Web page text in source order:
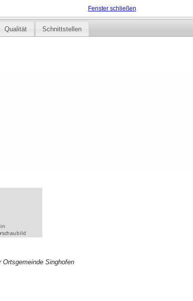
Fenster schließen
Qualität Schnittstellen
Singhofen